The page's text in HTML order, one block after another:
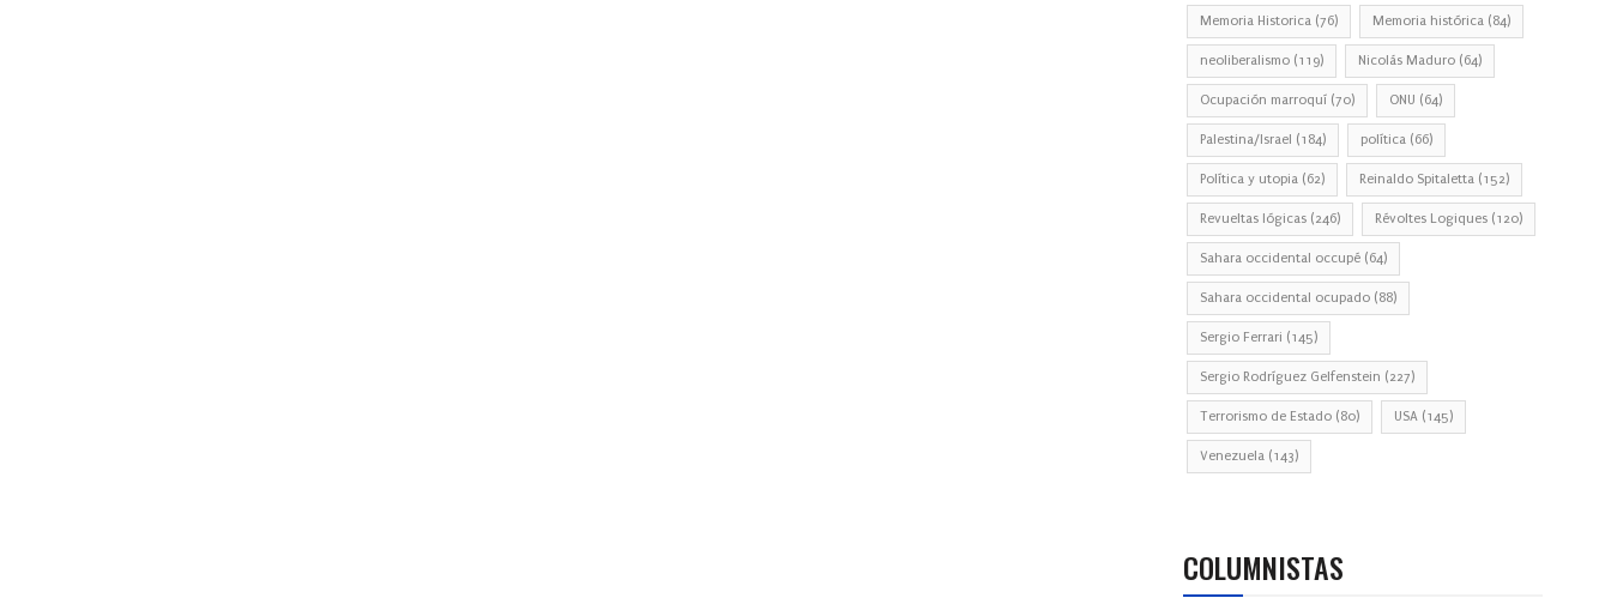
Memoria Historica (76) Memoria histórica (84)
neoliberalismo (119) Nicolás Maduro (64)
Ocupación marroquí (70) ONU (64)
Palestina/Israel (184) política (66)
Política y utopia (62) Reinaldo Spitaletta (152)
Revueltas lógicas (246) Révoltes Logiques (120)
Sahara occidental occupé (64)
Sahara occidental ocupado (88)
Sergio Ferrari (145)
Sergio Rodríguez Gelfenstein (227)
Terrorismo de Estado (80) USA (145)
Venezuela (143)
COLUMNISTAS